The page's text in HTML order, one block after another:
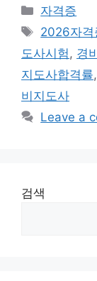
Categories
자격증
Tags
2026자격
도사시험, 경
지도사합격률,
비지도사
Leave a
검색